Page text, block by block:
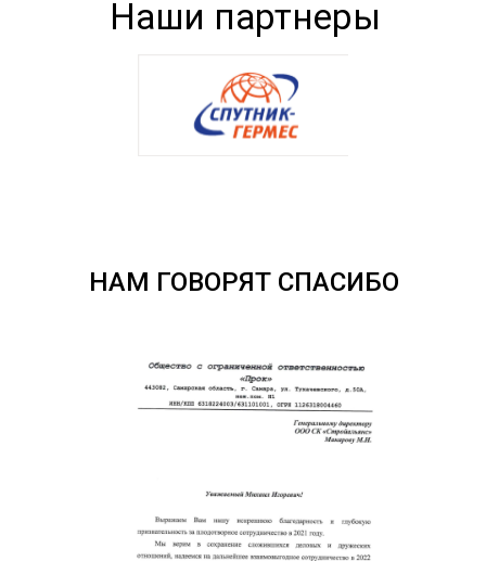
Наши партнеры
НАМ ГОВОРЯТ СПАСИБО